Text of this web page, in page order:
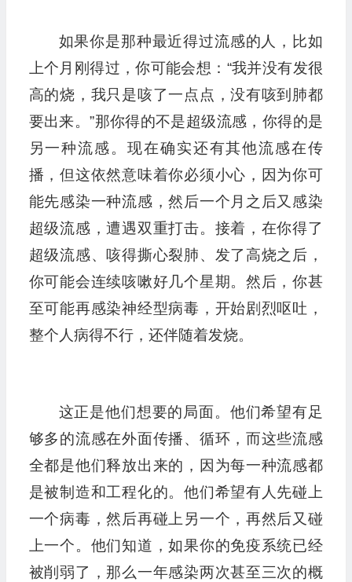
如果你是那种最近得过流感的人，比如
上个月刚得过，你可能会想：“我并没有发很
高的烧，我只是咳了一点点，没有咳到肺都
要出来。”那你得的不是超级流感，你得的是
另一种流感。现在确实还有其他流感在传
播，但这依然意味着你必须小心，因为你可
能先感染一种流感，然后一个月之后又感染
超级流感，遭遇双重打击。接着，在你得了
超级流感、咳得撕心裂肺、发了高烧之后，
你可能会连续咳嗽好几个星期。然后，你甚
至可能再感染神经型病毒，开始剧烈呕吐，
整个人病得不行，还伴随着发烧。
这正是他们想要的局面。他们希望有足
够多的流感在外面传播、循环，而这些流感
全都是他们释放出来的，因为每一种流感都
是被制造和工程化的。他们希望有人先碰上
一个病毒，然后再碰上另一个，再然后又碰
上一个。他们知道，如果你的免疫系统已经
被削弱了，那么一年感染两次甚至三次的概